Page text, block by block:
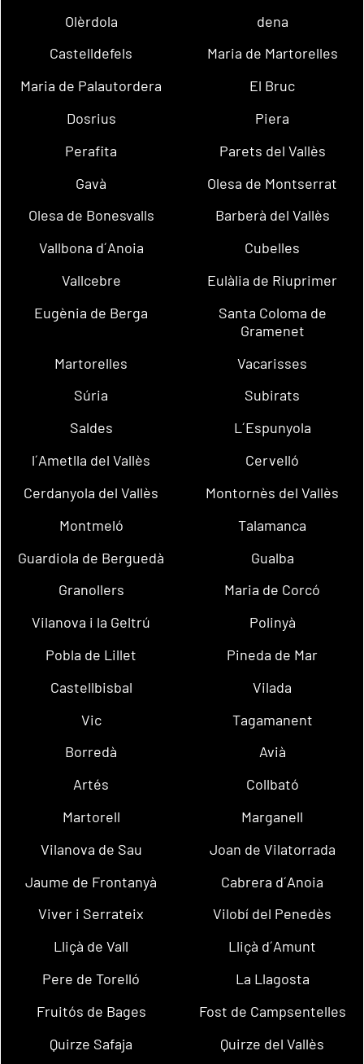
Olèrdola
dena
Castelldefels
Maria de Martorelles
Maria de Palautordera
El Bruc
Dosrius
Piera
Perafita
Parets del Vallès
Gavà
Olesa de Montserrat
Olesa de Bonesvalls
Barberà del Vallès
Vallbona d´Anoia
Cubelles
Vallcebre
Eulàlia de Riuprimer
Eugènia de Berga
Santa Coloma de
Gramenet
Martorelles
Vacarisses
Súria
Subirats
Saldes
L´Espunyola
l´Ametlla del Vallès
Cervelló
Cerdanyola del Vallès
Montornès del Vallès
Montmeló
Talamanca
Guardiola de Berguedà
Gualba
Granollers
Maria de Corcó
Vilanova i la Geltrú
Polinyà
Pobla de Lillet
Pineda de Mar
Castellbisbal
Vilada
Vic
Tagamanent
Borredà
Avià
Artés
Collbató
Martorell
Marganell
Vilanova de Sau
Joan de Vilatorrada
Jaume de Frontanyà
Cabrera d´Anoia
Viver i Serrateix
Vilobí del Penedès
Lliçà de Vall
Lliçà d´Amunt
Pere de Torelló
La Llagosta
Fruitós de Bages
Fost de Campsentelles
Quirze Safaja
Quirze del Vallès